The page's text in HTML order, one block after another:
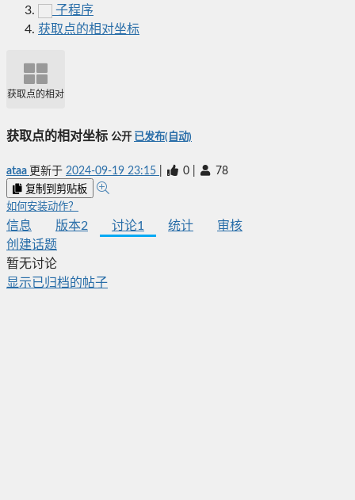
子程序
获取点的相对坐标
获取点的相对坐标
获取点的相对坐标 公开 已发布(自动)
ataa 更新于 2024-09-19 23:15 0 78
复制到剪贴板
如何安装动作？
信息 版本2 讨论1 统计
审核
创建话题
暂无讨论
显示已归档的帖子